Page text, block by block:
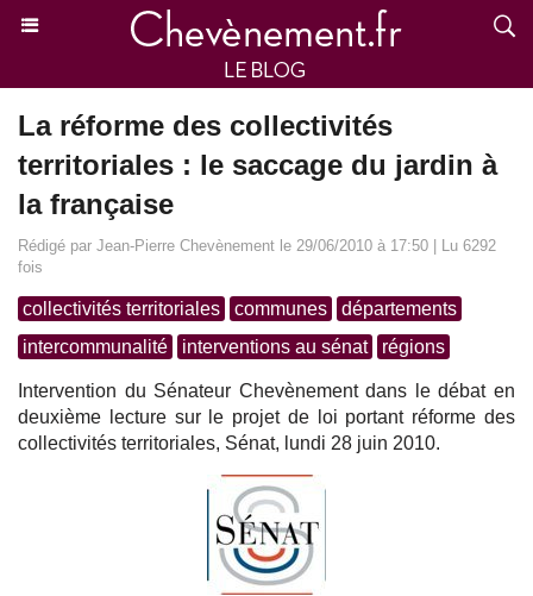
La réforme des collectivités
territoriales : le saccage du jardin à
la française
Rédigé par Jean-Pierre Chevènement le 29/06/2010 à 17:50 | Lu 6292
fois
collectivités territoriales communes
départements
intercommunalité
interventions au sénat régions
Intervention du Sénateur Chevènement dans le débat en
deuxième lecture sur le projet de loi portant réforme des
collectivités territoriales, Sénat, lundi 28 juin 2010.